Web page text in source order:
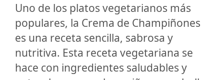
Uno de los platos vegetarianos más
populares, la Crema de Champiñones
es una receta sencilla, sabrosa y
nutritiva. Esta receta vegetariana se
hace con ingredientes saludables y